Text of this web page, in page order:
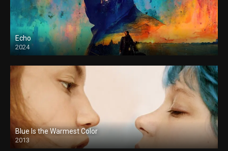
Echo
2024
Blue Is the Warmest Color
2013